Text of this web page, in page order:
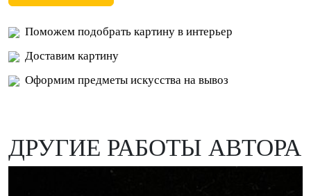
Поможем подобрать картину в интерьер
Доставим картину
Оформим предметы искусства на вывоз
ДРУГИЕ РАБОТЫ АВТОРА